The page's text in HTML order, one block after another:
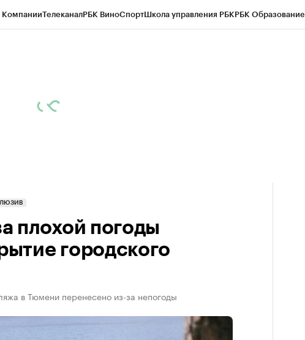
КомпанииТелеканалРБК ВиноСпортШкола управления РБКРБК Образование
плохой погоды
городского
в Тюмени перенесено из-за непогоды